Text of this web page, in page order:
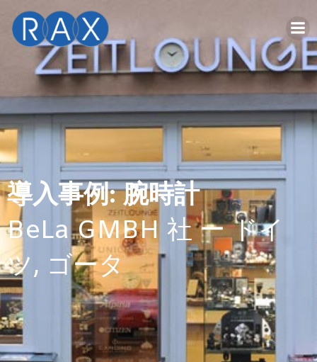
content
導入事例: 腕時計
BeLa GMBH 社 ー ドイ
ツ, ゴータ